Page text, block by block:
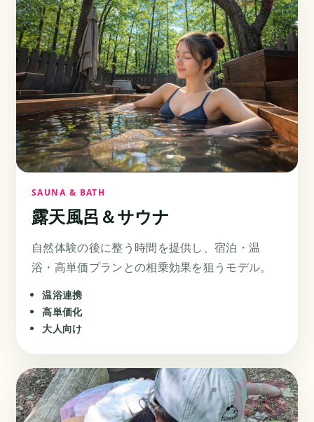
SAUNA & BATH
露天風呂＆サウナ
自然体験の後に整う時間を提供し、宿泊・温
浴・高単価プランとの相乗効果を狙うモデル。
温浴連携
高単価化
大人向け